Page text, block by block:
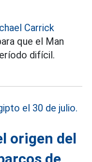
Carrick
que el Man
difícil.
origen del